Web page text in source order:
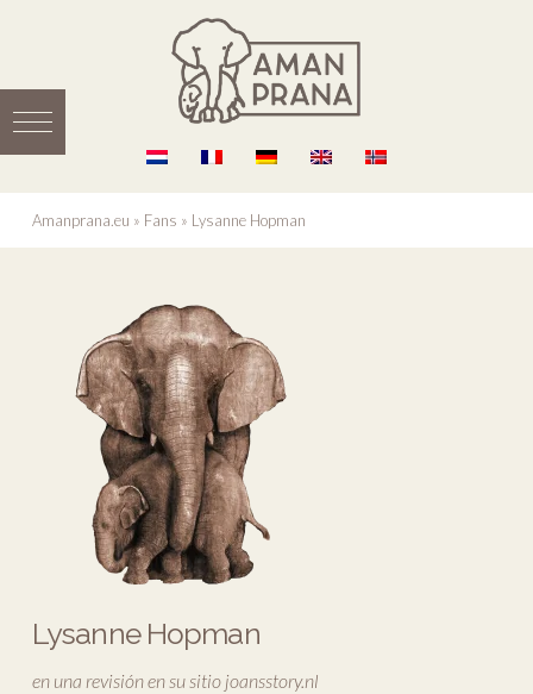
Amanprana.eu » Fans » Lysanne Hopman
Lysanne Hopman
en una revisión en su sitio joansstory.nl